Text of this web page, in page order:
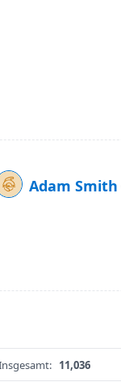
Adam Smith
11,036